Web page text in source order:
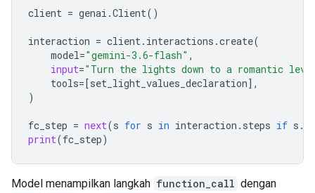
client = genai .Client()
interaction = client. interactions .create(
model="gemini-3.6-flash" ,
input="Turn the lights down to a romantic
tools= [set_light_values_declaration],
)
fc_step = next(s for s in interaction . steps if s .
print(fc_step)
Model menampilkan langkah function_call dengan